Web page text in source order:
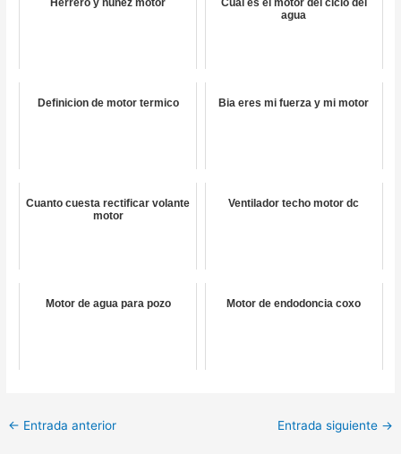
Herrero y nuñez motor
Cual es el motor del ciclo del
agua
Definicion de motor termico Bia eres mi fuerza y mi motor
Cuanto cuesta rectificar volante
motor
Ventilador techo motor dc
Motor de agua para pozo Motor de endodoncia coxo
← Entrada anterior Entrada siguiente →